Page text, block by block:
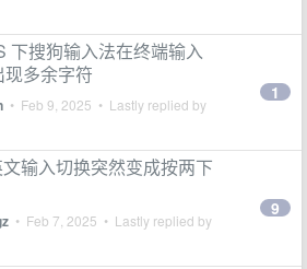
下搜狗输入法在终端输入
多余字符
• Feb 9, 2025 • Lastly replied by
1
输入切换突然变成按两下
• Feb 7, 2025 • Lastly replied by
9